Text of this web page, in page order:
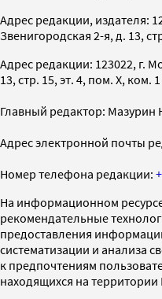
Адрес редакции, издателя:
Звенигородская 2-я, д. 13,
Адрес редакции: 123022, г.
13, стр. 15, эт. 4, пом. X, ком. 1
Главный редактор:
Адрес электронной почты
Номер телефона редакции:
На информационном
рекомендательные
предоставления
систематизации и анализа
к предпочтениям
находящихся на